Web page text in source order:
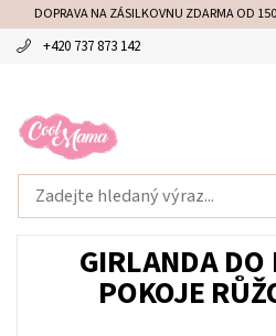
DOPRAVA NA ZÁSILKOVNU ZDARMA OD
+420 737 873 142
GIRLANDA DO
POKOJE